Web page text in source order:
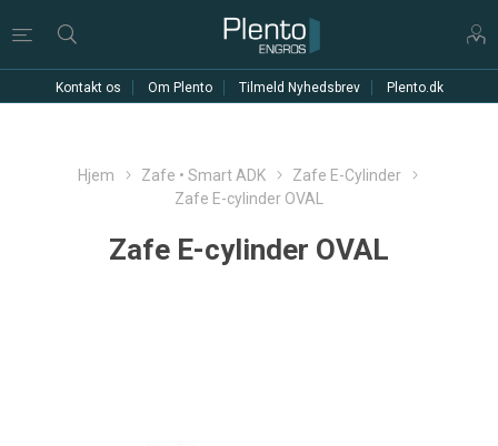
Kontakt os Om Plento Tilmeld Nyhedsbrev Plento.dk
Hjem Zafe • Smart ADK
Zafe E-Cylinder
Zafe E-cylinder OVAL
Zafe E-cylinder OVAL